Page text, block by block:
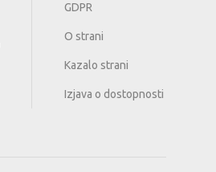
GDPR
O strani
Kazalo strani
Izjava o dostopnosti